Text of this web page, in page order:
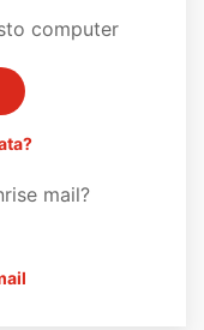
computer
mail?